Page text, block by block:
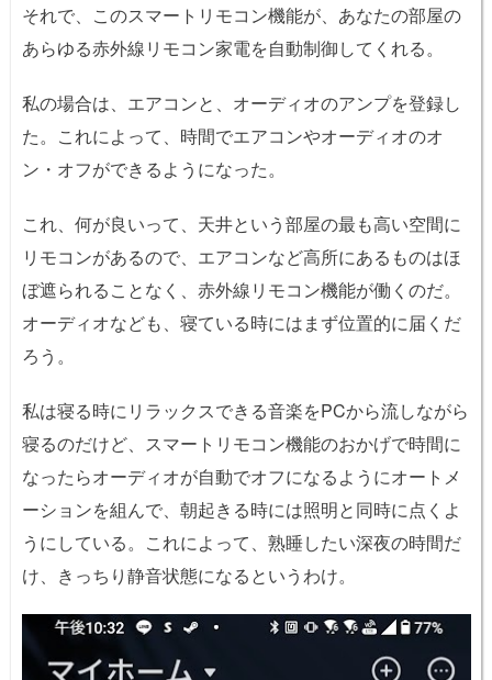
それで、このスマートリモコン機能が、あなたの部屋の
あらゆる赤外線リモコン家電を自動制御してくれる。
私の場合は、エアコンと、オーディオのアンプを登録し
た。これによって、時間でエアコンやオーディオのオ
ン・オフができるようになった。
これ、何が良いって、天井という部屋の最も高い空間に
リモコンがあるので、エアコンなど高所にあるものはほ
ぼ遮られることなく、赤外線リモコン機能が働くのだ。
オーディオなども、寝ている時にはまず位置的に届くだ
ろう。
私は寝る時にリラックスできる音楽をPCから流しながら
寝るのだけど、スマートリモコン機能のおかげで時間に
なったらオーディオが自動でオフになるようにオートメ
ーションを組んで、朝起きる時には照明と同時に点くよ
うにしている。これによって、熟睡したい深夜の時間だ
け、きっちり静音状態になるというわけ。